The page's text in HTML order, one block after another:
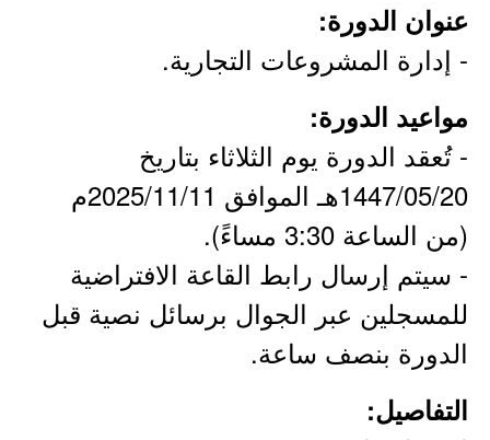
عنوان الدورة:
- إدارة المشروعات التجارية.
مواعيد الدورة:
- تُعقد الدورة يوم الثلاثاء بتاريخ
1447/05/20هـ الموافق 2025/11/11م
(من الساعة 3:30 مساءً).
- سيتم إرسال رابط القاعة الافتراضية
للمسجلين عبر الجوال برسائل نصية قبل
الدورة بنصف ساعة.
التفاصيل: